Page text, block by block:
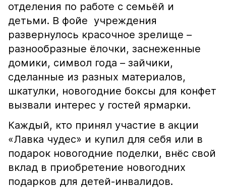
отделения по работе с семьёй и
детьми. В фойе учреждения
развернулось красочное зрелище –
разнообразные ёлочки, заснеженные
домики, символ года – зайчики,
сделанные из разных материалов,
шкатулки, новогодние боксы для конфет
вызвали интерес у гостей ярмарки.
Каждый, кто принял участие в акции
«Лавка чудес» и купил для себя или в
подарок новогодние поделки, внёс свой
вклад в приобретение новогодних
подарков для детей-инвалидов.